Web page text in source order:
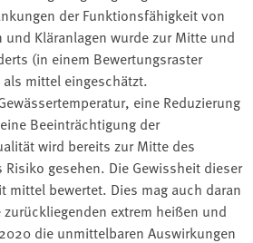
der Funktionsfähigkeit von
und Kläranlagen wurde zur Mitte und
(in einem Bewertungsraster
mittel eingeschätzt.
eine Reduzierung
Beeinträchtigung der
wird bereits zur Mitte des
gesehen. Die Gewissheit dieser
mittel bewertet. Dies mag auch daran
extrem heißen und
die unmittelbaren Auswirkungen